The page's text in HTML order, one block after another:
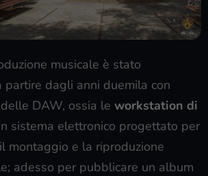
musicale è stato
partire dagli anni duemila con
DAW, ossia le workstation di
sistema elettronico progettato per
montaggio e la riproduzione
adesso per pubblicare un album